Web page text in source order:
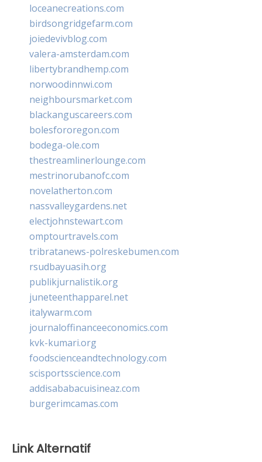
loceanecreations.com
birdsongridgefarm.com
joiedevivblog.com
valera-amsterdam.com
libertybrandhemp.com
norwoodinnwi.com
neighboursmarket.com
blackanguscareers.com
bolesfororegon.com
bodega-ole.com
thestreamlinerlounge.com
mestrinorubanofc.com
novelatherton.com
nassvalleygardens.net
electjohnstewart.com
omptourtravels.com
tribratanews-polreskebumen.com
rsudbayuasih.org
publikjurnalistik.org
juneteenthapparel.net
italywarm.com
journaloffinanceeconomics.com
kvk-kumari.org
foodscienceandtechnology.com
scisportsscience.com
addisababacuisineaz.com
burgerimcamas.com
Link Alternatif